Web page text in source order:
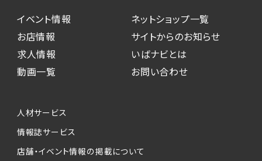
イベント情報
お店情報
求人情報
動画一覧
ネットショップ一覧
サイトからのお知らせ
いばナビとは
お問い合わせ
人材サービス
情報誌サービス
店舗・イベント情報の掲載について